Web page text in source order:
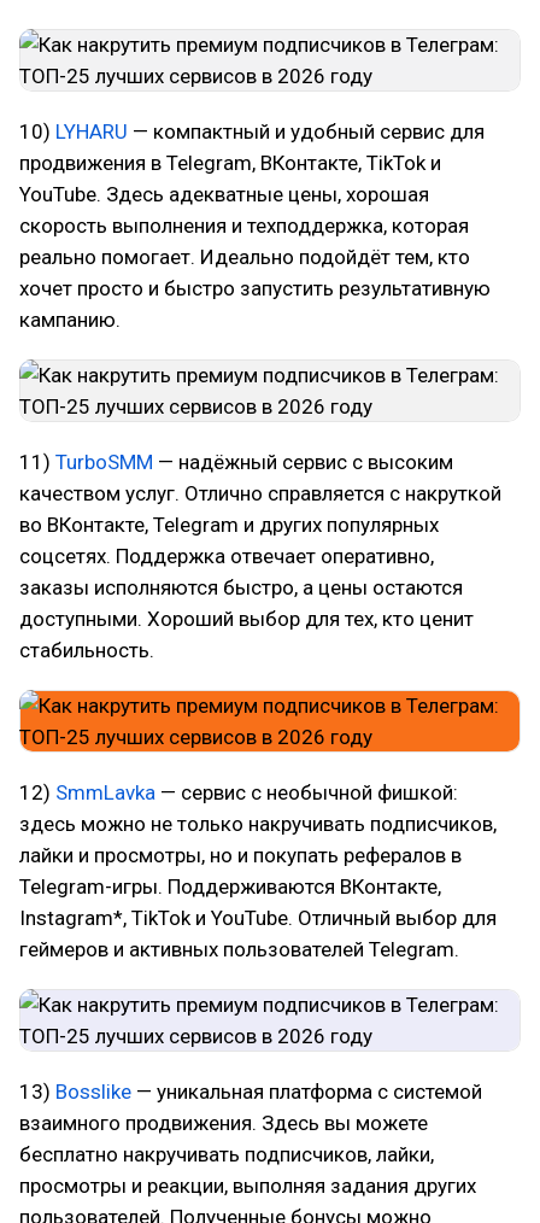
10) LYHARU — компактный и удобный сервис для
продвижения в Telegram, ВКонтакте, TikTok и
YouTube. Здесь адекватные цены, хорошая
скорость выполнения и техподдержка, которая
реально помогает. Идеально подойдёт тем, кто
хочет просто и быстро запустить результативную
кампанию.
11) TurboSMM — надёжный сервис с высоким
качеством услуг. Отлично справляется с накруткой
во ВКонтакте, Telegram и других популярных
соцсетях. Поддержка отвечает оперативно,
заказы исполняются быстро, а цены остаются
доступными. Хороший выбор для тех, кто ценит
стабильность.
12) SmmLavka — сервис с необычной фишкой:
здесь можно не только накручивать подписчиков,
лайки и просмотры, но и покупать рефералов в
Telegram-игры. Поддерживаются ВКонтакте,
Instagram*, TikTok и YouTube. Отличный выбор для
геймеров и активных пользователей Telegram.
13) Bosslike — уникальная платформа с системой
взаимного продвижения. Здесь вы можете
бесплатно накручивать подписчиков, лайки,
просмотры и реакции, выполняя задания других
пользователей. Полученные бонусы можно